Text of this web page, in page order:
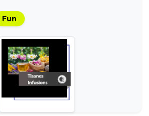
Fun